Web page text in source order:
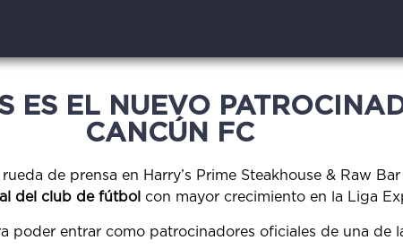
ES EL NUEVO
CANCÚN FC
de prensa en Harry’s Prime Steakhouse & Raw
del club de fútbol con mayor crecimiento en la Liga
poder entrar como patrocinadores oficiales de una de